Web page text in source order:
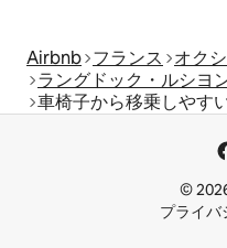
Airbnb フランス
オク
ラングドック・ルシヨ
車椅子から移乗しやす
©
プライバ